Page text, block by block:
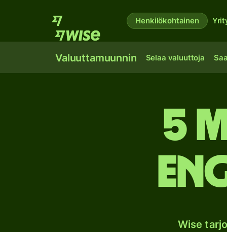
Henkilökohtainen
Valuuttamuunnin Selaa valuuttoja
5
Wise